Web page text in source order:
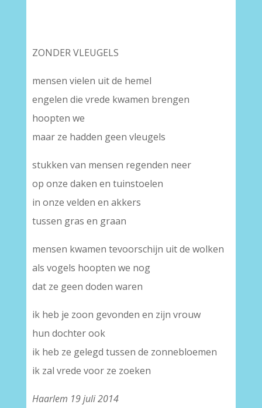
ZONDER VLEUGELS
mensen vielen uit de hemel
engelen die vrede kwamen brengen
hoopten we
maar ze hadden geen vleugels
stukken van mensen regenden neer
op onze daken en tuinstoelen
in onze velden en akkers
tussen gras en graan
mensen kwamen tevoorschijn uit de wolken
als vogels hoopten we nog
dat ze geen doden waren
ik heb je zoon gevonden en zijn vrouw
hun dochter ook
ik heb ze gelegd tussen de zonnebloemen
ik zal vrede voor ze zoeken
Haarlem 19 juli 2014